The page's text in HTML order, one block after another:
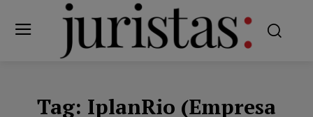
Tag: IplanRio (Empresa